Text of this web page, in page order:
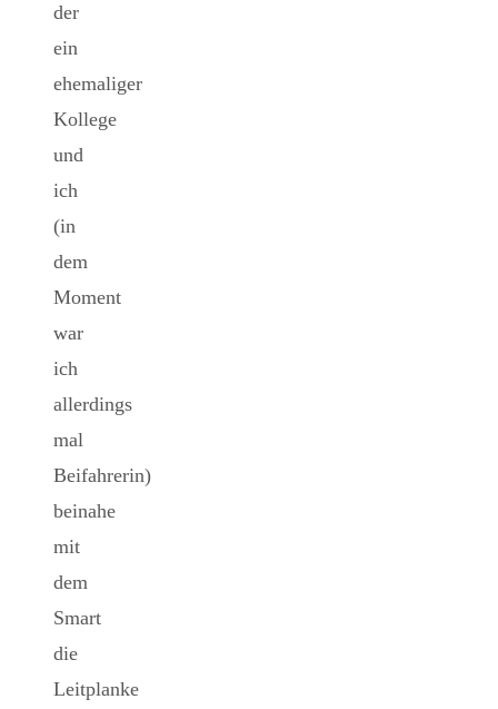
der
ein
ehemaliger
Kollege
und
ich
(in
dem
Moment
war
ich
allerdings
mal
Beifahrerin)
beinahe
mit
dem
Smart
die
Leitplanke